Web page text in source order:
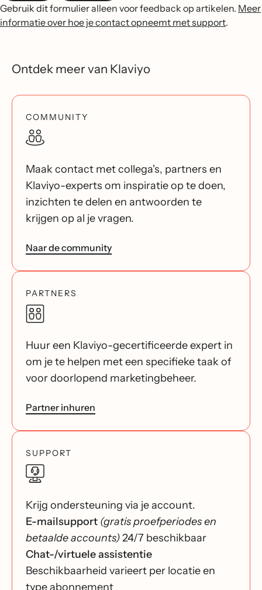
Gebruik dit formulier alleen voor feedback op artikelen. Meer
informatie over hoe je contact opneemt met support.
Ontdek meer van Klaviyo
COMMUNITY
Maak contact met collega's, partners en
Klaviyo-experts om inspiratie op te doen,
inzichten te delen en antwoorden te
krijgen op al je vragen.
Naar de community
PARTNERS
Huur een Klaviyo-gecertificeerde expert in
om je te helpen met een specifieke taak of
voor doorlopend marketingbeheer.
Partner inhuren
SUPPORT
Krijg ondersteuning via je account.
E-mailsupport (gratis proefperiodes en
betaalde accounts)24/7 beschikbaar
Chat-/virtuele assistentie
Beschikbaarheid varieert per locatie en
type abonnement